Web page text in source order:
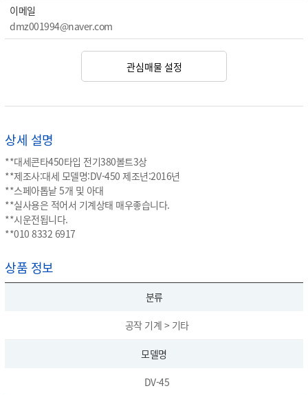
이메일
dmz001994@naver.com
관심매물 설정
상세 설명
**대세콘타450타입 전기380볼트3상
**제조사:대세 모델명:DV-450 제조년:2016년
**스페아톱낱 5개 및 아대
**실사용은 적어서 기계상태 매우좋습니다.
**시운전됩니다.
**010 8332 6917
상품 정보
분류
공작 기계 > 기타
모델명
DV-45